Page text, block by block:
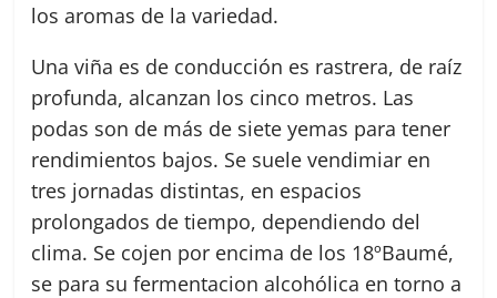
los aromas de la variedad.
Una viña es de conducción es rastrera, de raíz
profunda, alcanzan los cinco metros. Las
podas son de más de siete yemas para tener
rendimientos bajos. Se suele vendimiar en
tres jornadas distintas, en espacios
prolongados de tiempo, dependiendo del
clima. Se cojen por encima de los 18ºBaumé,
se para su fermentacion alcohólica en torno a